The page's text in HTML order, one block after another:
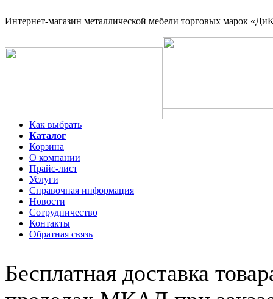
Интернет-магазин металлической мебели торговых марок
Как выбрать
Каталог
Корзина
О компании
Прайс-лист
Услуги
Справочная информация
Новости
Сотрудничество
Контакты
Обратная связь
Бесплатная доставка